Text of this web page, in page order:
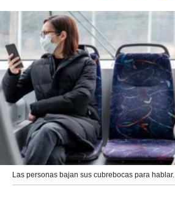
Las personas bajan sus cubrebocas para hablar.